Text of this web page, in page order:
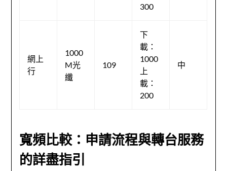
300
網上
行
1000
M光
纖
109
下
載：
1000
上
載：
200
中
寬頻比較：申請流程與轉台服務
的詳盡指引